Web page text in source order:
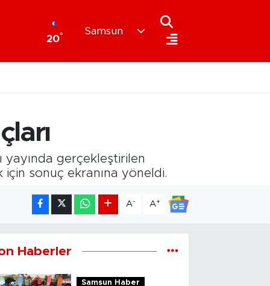
20°
Samsun
yayında gerçekleştirilen
sonuç ekranına yöneldi.
A- A+
Haberler
Samsun Haber